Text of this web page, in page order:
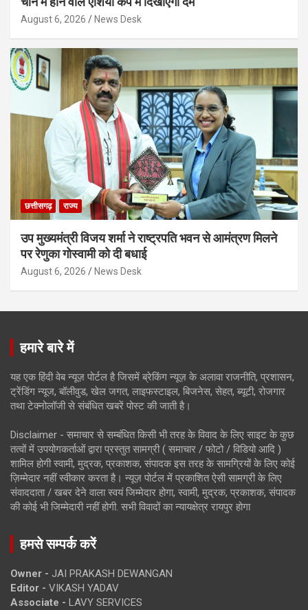
August 6, 2026 News Desk
छत्तीसगढ़ राज्य
उप मुख्यमंत्री विजय शर्मा ने राष्ट्रपति भवन से आमंत्रण मिलने
पर रेणुका गोस्वामी को दी बधाई
August 6, 2026 News Desk
हमारे बारे में
यह एक हिंदी वेब न्यूज़ पोर्टल है जिसमें ब्रेकिंग न्यूज़ के अलावा राजनीति, प्रशासन,
ट्रेंडिंग न्यूज, बॉलीवुड, खेल जगत, लाइफस्टाइल, बिजनेस, सेहत, ब्यूटी, रोजगार
तथा टेक्नोलॉजी से संबंधित खबरें पोस्ट की जाती है।
Disclaimer - समाचार से सम्बंधित किसी भी तरह के विवाद के लिए साइट के कुछ
तत्वों में उपयोगकर्ताओं द्वारा प्रस्तुत सामग्री ( समाचार / फोटो / विडियो आदि )
शामिल होगी स्वामी, मुद्रक, प्रकाशक, संपादक इस तरह के सामग्रियों के लिए कोई
ज़िम्मेदार नहीं स्वीकार करता है। न्यूज़ पोर्टल में प्रकाशित ऐसी सामग्री के लिए
संवाददाता / खबर देने वाला स्वयं जिम्मेदार होगा, स्वामी, मुद्रक, प्रकाशक, संपादक
की कोई भी जिम्मेदारी नहीं होगी. सभी विवादों का न्यायक्षेत्र रायपुर होगा
हमसे सम्पर्क करें
Owner - JAI PRAKASH DEWANGAN
Editor - VIKASH YADAV
Associate - LAVY SERVICES